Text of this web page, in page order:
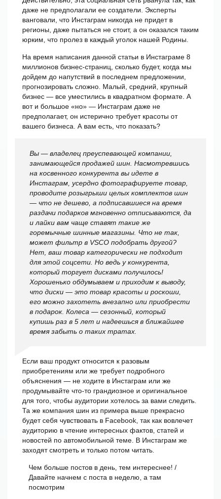
даже не предполагали ее создатели. Эксперты
ванговали, что Инстаграм никогда не придет в
регионы, даже пытаться не стоит, а он оказался таким
юрким, что пролез в каждый уголок нашей Родины.
На время написания данной статьи в Инстаграме 8
миллионов бизнес-страниц, сколько будет, когда мы
дойдем до напутствий в последнем предложении,
прогнозировать сложно. Малый, средний, крупный
бизнес — все уместились в квадратном формате. А
вот и большое «но» — Инстаграм даже не
предполагает, он истерично требует красоты от
вашего бизнеса. А вам есть, что показать?
Вы — владелец преуспевающей компании,
занимающейся продажей шин. Насмотревшись
на косвенного конкурента вы идете в
Инстаграм, усердно фотографируете товар,
проводите розыгрыши целых комплектов шин
— что не дешево, а подписавшиеся на время
раздачи подарков мгновенно отписываются, да
и лайки вам чаще ставят такие же
горемычные шинные магазины. Что не так,
может фильтр в VSCO подобрать другой?
Нет, ваш товар категорически не подходит
для этой соцсети. Но ведь у конкурента,
который торгует дисками получилось!
Хорошенько обдумываем и приходим к выводу,
что диски — это товар красоты и роскоши,
его можно захотеть внезапно или приобрести
в подарок. Колеса — сезонный, который
купишь раз в 5 лет и надеешься в ближайшее
время забыть о таких тратах.
Если ваш продукт относится к разовым
приобретениям или же требует подробного
объяснения — не ходите в Инстаграм или же
продумывайте что-то грандиозное и оригинальное
для того, чтобы аудитории хотелось за вами следить.
Та же компания шин из примера выше прекрасно
будет себя чувствовать в Facebook, так как вовлечет
аудиторию в чтение интересных фактов, статей и
новостей по автомобильной теме. В Инстаграм же
заходят смотреть и только потом читать.
Чем больше постов в день, тем интереснее! /
Давайте начнем с поста в неделю, а там
посмотрим